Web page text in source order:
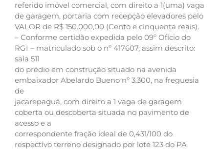
referido imóvel comercial, com direito a 1(uma) vaga
de garagem, portaria com recepção elevadores pelo
VALOR de R$ 150.000,00 (Cento e cinquenta reais).
– Conforme certidão expedida pelo 09º Ofício do
RGI – matriculado sob o nº 417607, assim descrito:
sala 511
do prédio em construção situado na avenida
embaixador Abelardo Bueno nº 3.300, na freguesia
de
jacarepaguá, com direito a 1 vaga de garagem
coberta ou descoberta situada no pavimento de
acesso e a
correspondente fração ideal de 0,431/100 do
respectivo terreno designado por lote 123 do PA